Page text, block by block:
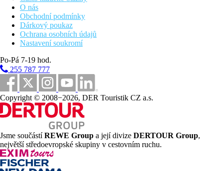
O nás
Obchodní podmínky
Dárkový poukaz
Ochrana osobních údajů
Nastavení soukromí
Po-Pá 7-19 hod.
255 787 777
Copyright © 2008−2026, DER Touristik CZ a.s.
Jsme součástíREWE Group a její divize DERTOUR Group,
největší středoevropské skupiny v cestovním ruchu.